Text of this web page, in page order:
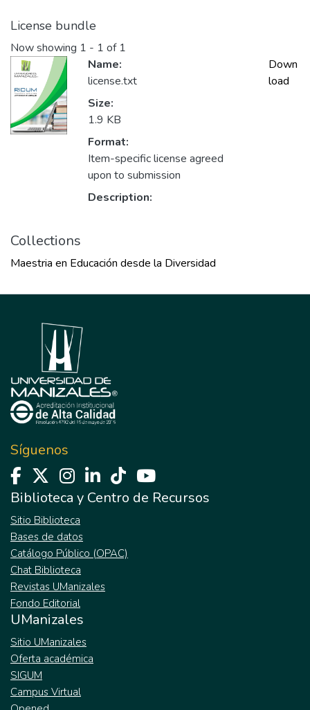
License bundle
Now showing 1 - 1 of 1
Name:
license.txt
Size:
1.9 KB
Format:
Item-specific license agreed
upon to submission
Description:
Down
load
Collections
Maestria en Educación desde la Diversidad
Síguenos
Biblioteca y Centro de Recursos
Sitio Biblioteca
Bases de datos
Catálogo Público (OPAC)
Chat Biblioteca
Revistas UManizales
Fondo Editorial
UManizales
Sitio UManizales
Oferta académica
SIGUM
Campus Virtual